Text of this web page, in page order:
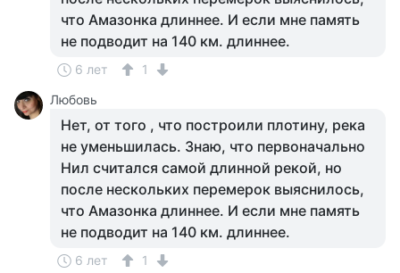
что Амазонка длиннее. И если мне память
не подводит на 140 км. длиннее.
6 лет
1
Любовь
Нет, от того , что построили плотину, река
не уменьшилась. Знаю, что первоначально
Нил считался самой длинной рекой, но
после нескольких перемерок выяснилось,
что Амазонка длиннее. И если мне память
не подводит на 140 км. длиннее.
6 лет
1